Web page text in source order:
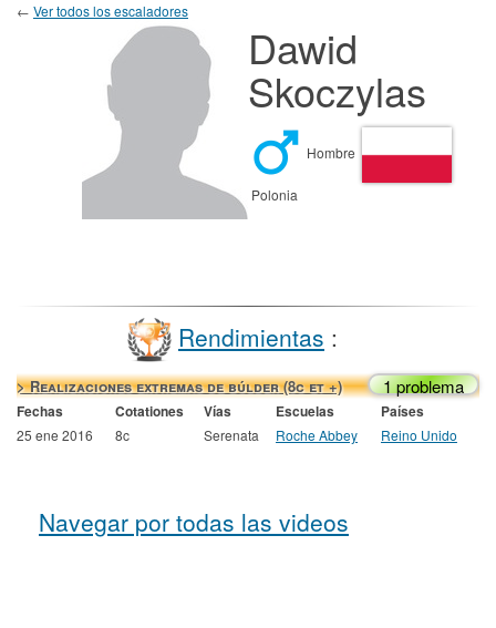
← Ver todos los escaladores
Dawid
Skoczylas
Hombre
Polonia
Rendimientas :
> Realizaciones extremas de búlder (8c et +) 1 problema
Fechas Cotationes Vías Escuelas Países
25 ene 2016 8c Serenata Roche Abbey Reino Unido
Navegar por todas las videos